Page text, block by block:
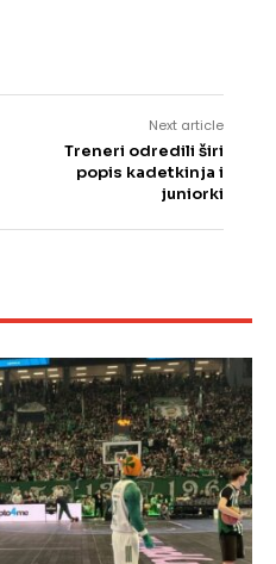
Next article
Treneri odredili širi
popis kadetkinja i
juniorki